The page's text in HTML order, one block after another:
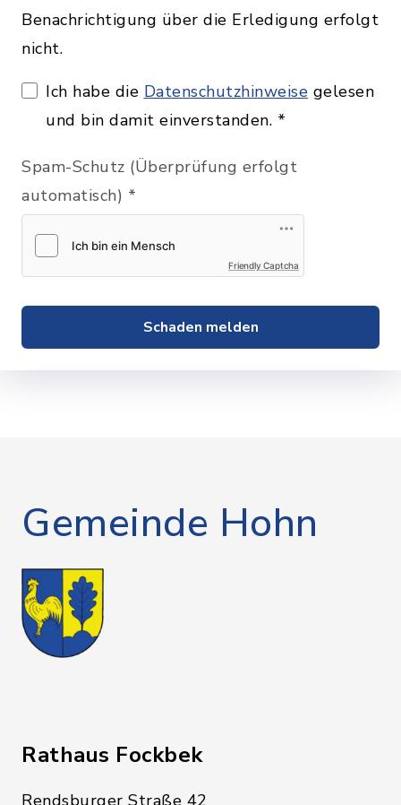
Benachrichtigung über die Erledigung erfolgt
nicht.
Ich habe die Datenschutzhinweise gelesen
und bin damit einverstanden. *
Spam-Schutz (Überprüfung erfolgt
automatisch) *
Friendly Captcha
Schaden melden
Gemeinde Hohn
Rathaus Fockbek
Rendsburger Straße 42